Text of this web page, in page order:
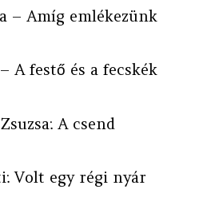
– Amíg emlékezünk
A festő és a fecskék
A csend
Volt egy régi nyár